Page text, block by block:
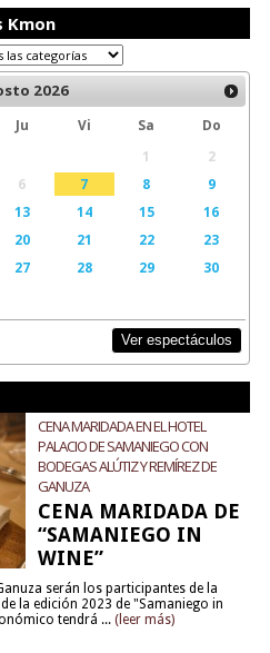
Kmon
2026
Ju Vi Sa
Do
1
2
6 7 8
9
13 14 15
16
20 21 22
23
27 28 29
30
Ver espectáculos
CENA MARIDADA EN EL HOTEL
PALACIO DE SAMANIEGO CON
BODEGAS ALÚTIZ Y REMÍREZ DE
GANUZA
CENA MARIDADA DE
“SAMANIEGO IN
WINE”
serán los participantes de la
la edición 2023 de "Samaniego in
tendrá ... (leer más)